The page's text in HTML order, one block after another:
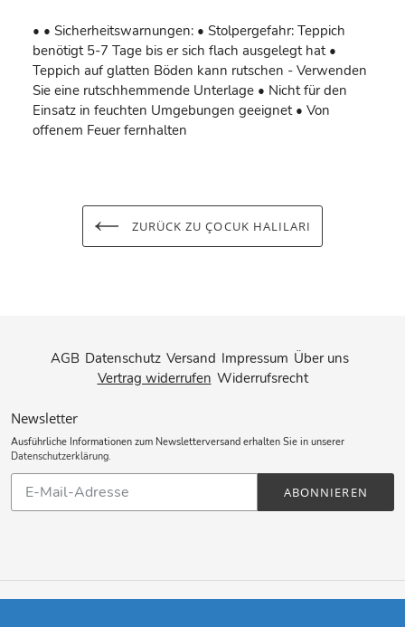
• • Sicherheitswarnungen: • Stolpergefahr: Teppich
benötigt 5-7 Tage bis er sich flach ausgelegt hat •
Teppich auf glatten Böden kann rutschen - Verwenden
Sie eine rutschhemmende Unterlage • Nicht für den
Einsatz in feuchten Umgebungen geeignet • Von
offenem Feuer fernhalten
ZURÜCK ZU ÇOCUK HALILARI
AGB Datenschutz Versand Impressum Über uns
Vertrag widerrufen Widerrufsrecht
Newsletter
Ausführliche Informationen zum Newsletterversand erhalten Sie in unserer
Datenschutzerklärung.
Abonnieren
unsere
ABONNIEREN